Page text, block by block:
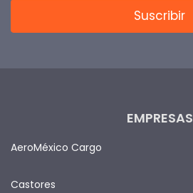
EMPRESAS
AeroMéxico Cargo
Castores